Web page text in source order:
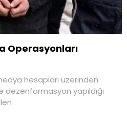
Operasyonları
hesapları üzerinden
yapıldığı